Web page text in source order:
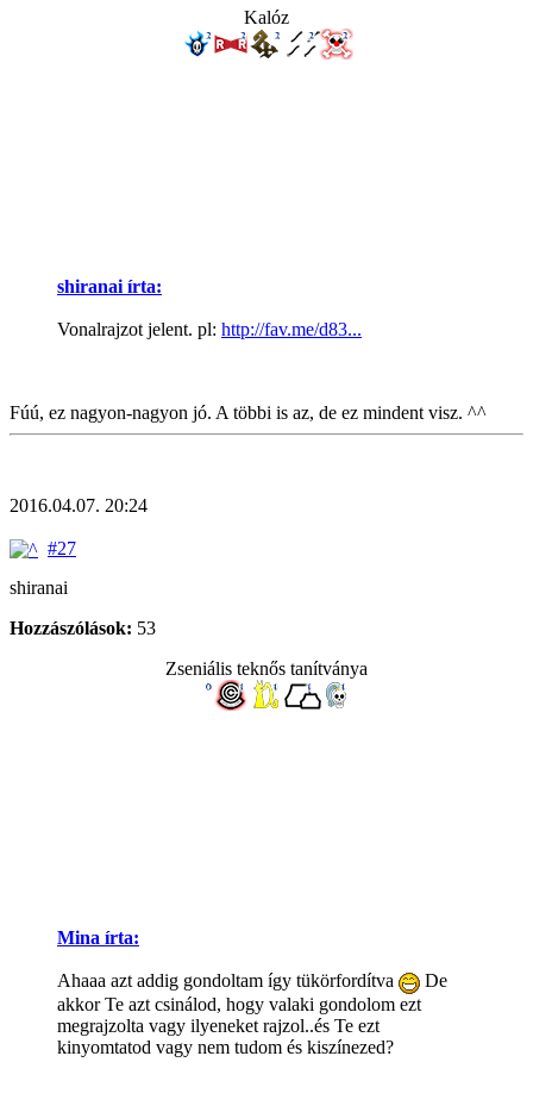
Kalóz
shiranai írta:
Vonalrajzot jelent. pl: http://fav.me/d83...
Fúú, ez nagyon-nagyon jó. A többi is az, de ez mindent visz. ^^
2016.04.07. 20:24
#27
shiranai
Hozzászólások: 53
Zseniális teknős tanítványa
Mina írta:
Ahaaa azt addig gondoltam így tükörfordítva
De
akkor Te azt csinálod, hogy valaki gondolom ezt
megrajzolta vagy ilyeneket rajzol..és Te ezt
kinyomtatod vagy nem tudom és kiszínezed?